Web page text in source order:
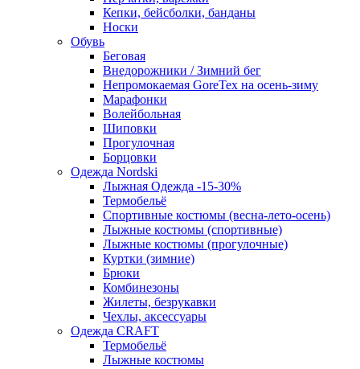
Кепки, бейсболки, банданы
Носки
Обувь
Беговая
Внедорожники / Зимний бег
Непромокаемая GoreTex на осень-зиму
Марафонки
Волейбольная
Шиповки
Прогулочная
Борцовки
Одежда Nordski
Лыжная Одежда -15-30%
Термобельё
Спортивные костюмы (весна-лето-осень)
Лыжные костюмы (спортивные)
Лыжные костюмы (прогулочные)
Куртки (зимние)
Брюки
Комбинезоны
Жилеты, безрукавки
Чехлы, аксессуары
Одежда CRAFT
Термобельё
Лыжные костюмы